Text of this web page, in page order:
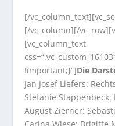
[/
[/vc_column][/
[vc_column_text
!important;}“]Die
Jan Josef Liefers:
Stefanie
August Zierner: